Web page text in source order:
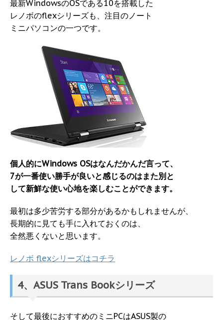
最新WindowsのOSである10を搭載した
レノボのflexシリーズも、注目のノート
ミニパソコンの一つです。
個人的にWindows OSはなんだかんだ言って、
7が一番使い勝手が良いと感じるのはまた別と
して新鮮な使い心地を楽しむことができます。
最初は多少苦労する部分があるかもしれませんが、
長期的に見ても手に入れておくのは、
全然悪くないと思います。
レノボ flexシリーズはコチラ
4、ASUS Trans Bookシリーズ
そして最後におすすめのミニPCはASUS製の